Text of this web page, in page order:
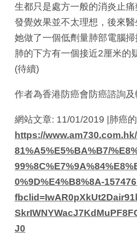
生都只是處方一般的消炎止
發覺效果並不太理想，後來
她做了一個低劑量肺部電腦
肺的下方有一個接近2厘米的
(待續)
作者為香港防癌會防癌諮詢
網站文章: 11/01/2019 |肺癌
https://
81%A5%E5%BA%B7/
0%9D%E4%B8%8A-
J0